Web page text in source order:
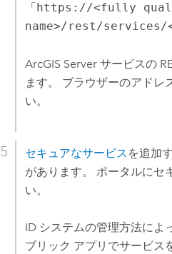
「 https://<fully
name>/rest/services/
ArcGIS Server サービスの
ます。 ブラウザーのアドレ
い。
セキュアなサービス を追加
があります。 ポータルにセ
い。
ID システムの管理方法によ
ブリック アプリでサービス